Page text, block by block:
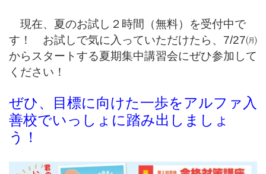
現在、夏のお試し２時間（無料）を受付中で
す！ お試しで気に入っていただけたら、7/27㈪
からスタートする夏期集中講習会にぜひ参加して
ください！
ぜひ、目標に向けた一歩をアルファ入
善校でいっしょに踏み出しましょ
う！